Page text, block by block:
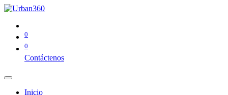
0
0
Contáctenos
Inicio